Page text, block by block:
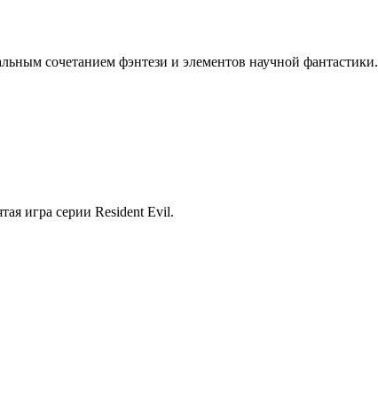
сочетанием фэнтези и элементов научной фантастики.
игра серии Resident Evil.